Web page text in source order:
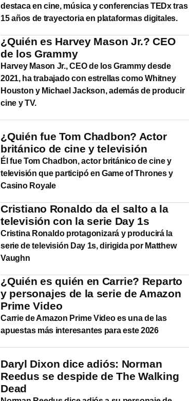
destaca en cine, música y conferencias TEDx tras
15 años de trayectoria en plataformas digitales.
¿Quién es Harvey Mason Jr.? CEO
de los Grammy
Harvey Mason Jr., CEO de los Grammy desde
2021, ha trabajado con estrellas como Whitney
Houston y Michael Jackson, además de producir
cine y TV.
¿Quién fue Tom Chadbon? Actor
británico de cine y televisión
Él fue Tom Chadbon, actor británico de cine y
televisión que participó en Game of Thrones y
Casino Royale
Cristiano Ronaldo da el salto a la
televisión con la serie Day 1s
Cristina Ronaldo protagonizará y producirá la
serie de televisión Day 1s, dirigida por Matthew
Vaughn
¿Quién es quién en Carrie? Reparto
y personajes de la serie de Amazon
Prime Video
Carrie de Amazon Prime Video es una de las
apuestas más interesantes para este 2026
Daryl Dixon dice adiós: Norman
Reedus se despide de The Walking
Dead